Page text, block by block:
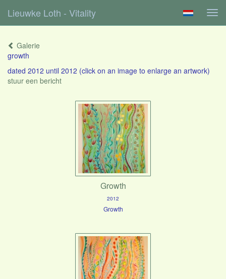
Lieuwke Loth - Vitality
Galerie
growth
dated 2012 until 2012 (click on an image to enlarge an artwork)
stuur een bericht
Growth
2012
Growth